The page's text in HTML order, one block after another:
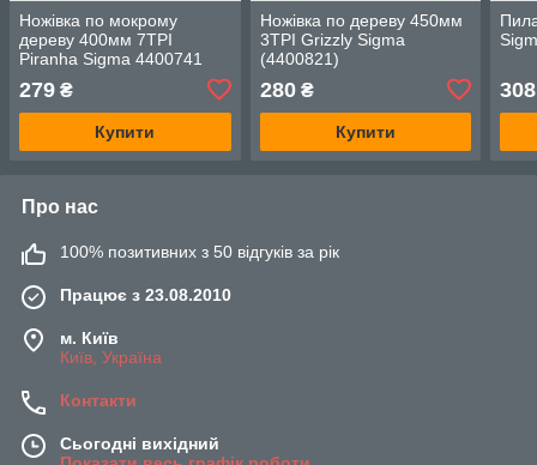
Ножівка по мокрому
дереву 400мм 7TPI
Piranha Sigma 4400741
279 ₴
Купити
Ножівка по дереву 450мм
3TPI Grizzly Sigma
(4400821)
280₴
Купити
308
Про нас
100% позитивних з 50 відгуків за рік
Працює з 23.08.2010
м. Київ
Київ, Україна
Контакти
Сьогодні вихідний